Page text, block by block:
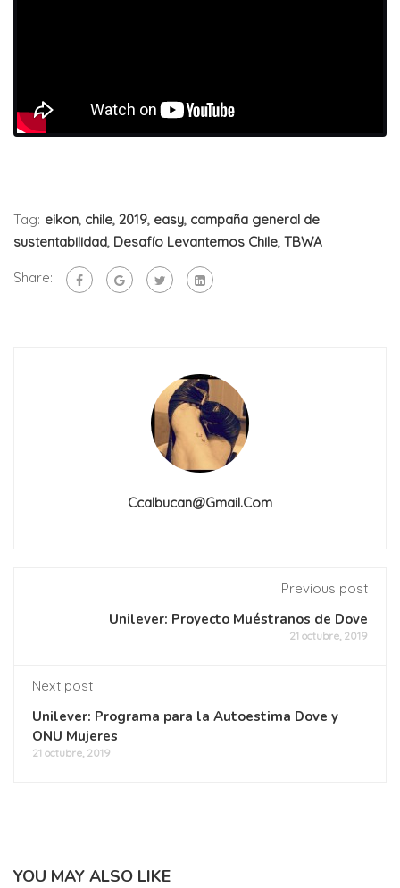
Tag: eikon, chile, 2019, easy, campaña general de
sustentabilidad, Desafío Levantemos Chile, TBWA
Share:
Ccalbucan@gmail.com
Previous post
Unilever: Proyecto Muéstranos de Dove
21 octubre, 2019
Next post
Unilever: Programa para la Autoestima Dove y
ONU Mujeres
21 octubre, 2019
YOU MAY ALSO LIKE